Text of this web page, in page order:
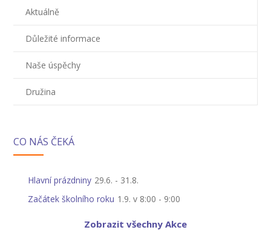
Jídelna
-- O školní jídelně
-- Jídelníček
-- Alergeny
-- Fotogalerie
Pro rodiče
Aktuálně
Důležité informace
Naše úspěchy
Družina
CO NÁS ČEKÁ
Hlavní prázdniny 29.6. - 31.8.
Začátek školního roku 1.9. v 8:00 - 9:00
Zobrazit všechny Akce